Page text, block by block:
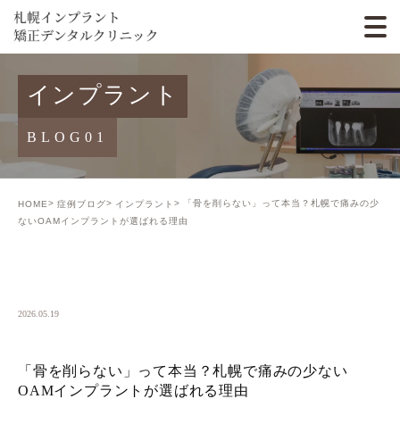
インプラント
BLOG01
HOME 症例ブログ インプラント
「骨を削らない」って本当？札幌で痛みの少
ないOAMインプラントが選ばれる理由
2026.05.19
「骨を削らない」って本当？札幌で痛みの少ない
OAMインプラントが選ばれる理由